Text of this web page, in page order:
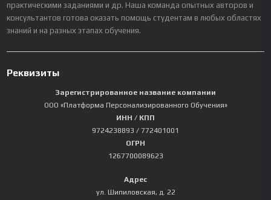
практическими заданиями и др. Наша команда опытных авторов и
консультантов готова оказать помощь студентам в любых областях
знаний и на разных этапах обучения.
Реквизиты
Зарегистрированное название компании
ООО «Платформа Персонализированного Обучения»
ИНН / КПП
9724238893 / 772401001
ОГРН
1267700089623
Адрес
ул. Шипиловская, д. 22